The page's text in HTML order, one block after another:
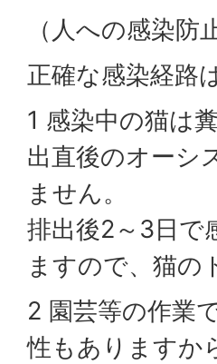
（人への感染防
正確な感染経路
1 感染中の猫は
出直後のオーシ
ません。
排出後2～3日で
ますので、猫の
2 園芸等の作業
性もありますか